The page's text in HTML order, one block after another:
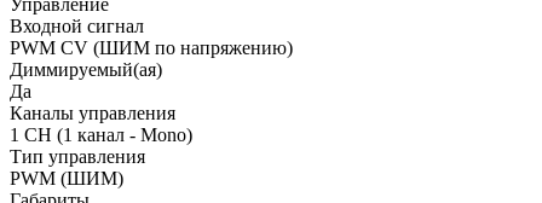
Входной сигнал
PWM СV (ШИМ по напряжению)
Диммируемый(ая)
Да
Каналы управления
1 CH (1 канал - Mono)
Тип управления
PWM (ШИМ)